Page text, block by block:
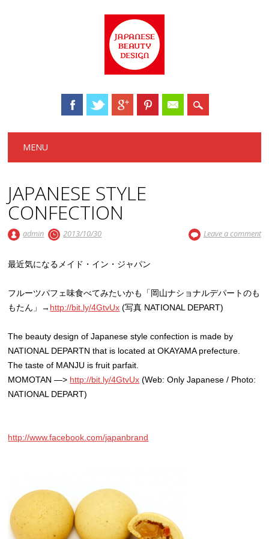
Main menu
MENU
JAPANESE STYLE
CONFECTION
admin 2013/10/30 Leave a comment
最近気になるメイド・イン・ジャパン
フルーツパフェ味食べてみたいかも「岡山ナショナルデパートのも
もたん」→ http://bit.ly/4GtvUx (写真 NATIONAL DEPART)
The beauty design of Japanese style confection is made by
NATIONAL DEPARTN that is located at OKAYAMA prefecture.
The taste of MANJU is fruit parfait.
MOMOTAN —> http://bit.ly/4GtvUx (Web: Only Japanese / Photo:
NATIONAL DEPART)
http://www.facebook.com/japanbrand